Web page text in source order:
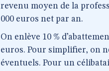
revenu moyen de la
000 euros net par an.
On enlève 10 %
euros. Pour simplifier, on
éventuels. Pour un